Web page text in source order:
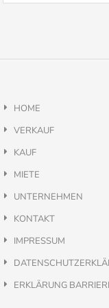
HOME
VERKAUF
KAUF
MIETE
UNTERNEHMEN
KONTAKT
IMPRESSUM
ERKLÄRUNG